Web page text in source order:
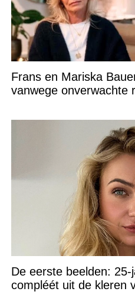
Frans en Mariska
vanwege onverwachte
De eerste beelden:
compléét uit de kleren